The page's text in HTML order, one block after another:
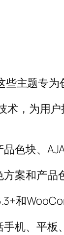
主题专
术，为用
色块、
案和产
和
机、平